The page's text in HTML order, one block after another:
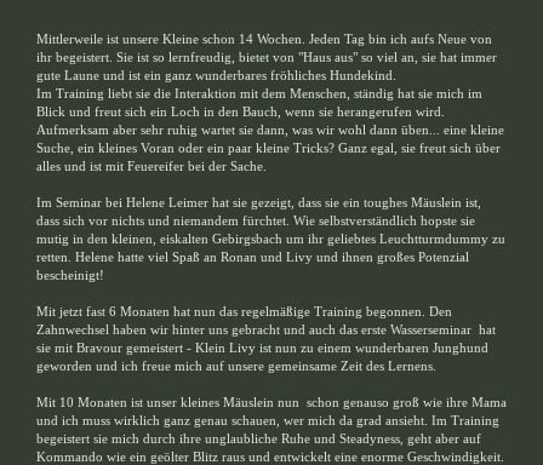
Mittlerweile ist unsere Kleine schon 14 Wochen. Jeden Tag bin ich aufs Neue von
ihr begeistert. Sie ist so lernfreudig, bietet von "Haus aus" so viel an, sie hat immer
gute Laune und ist ein ganz wunderbares fröhliches Hundekind.
Im Training liebt sie die Interaktion mit dem Menschen, ständig hat sie mich im
Blick und freut sich ein Loch in den Bauch, wenn sie herangerufen wird.
Aufmerksam aber sehr ruhig wartet sie dann, was wir wohl dann üben... eine kleine
Suche, ein kleines Voran oder ein paar kleine Tricks? Ganz egal, sie freut sich über
alles und ist mit Feuereifer bei der Sache.
Im Seminar bei Helene Leimer hat sie gezeigt, dass sie ein toughes Mäuslein ist,
dass sich vor nichts und niemandem fürchtet. Wie selbstverständlich hopste sie
mutig in den kleinen, eiskalten Gebirgsbach um ihr geliebtes Leuchtturmdummy zu
retten. Helene hatte viel Spaß an Ronan und Livy und ihnen großes Potenzial
bescheinigt!
Mit jetzt fast 6 Monaten hat nun das regelmäßige Training begonnen. Den
Zahnwechsel haben wir hinter uns gebracht und auch das erste Wasserseminar hat
sie mit Bravour gemeistert - Klein Livy ist nun zu einem wunderbaren Junghund
geworden und ich freue mich auf unsere gemeinsame Zeit des Lernens.
Mit 10 Monaten ist unser kleines Mäuslein nun schon genauso groß wie ihre Mama
und ich muss wirklich ganz genau schauen, wer mich da grad ansieht. Im Training
begeistert sie mich durch ihre unglaubliche Ruhe und Steadyness, geht aber auf
Kommando wie ein geölter Blitz raus und entwickelt eine enorme Geschwindigkeit.